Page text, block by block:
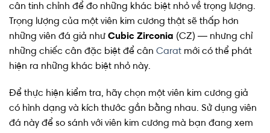
cân tinh chỉnh để đo những khác biệt nhỏ về trọng lượng.
Trọng lượng của một viên kim cương thật sẽ thấp hơn
những viên đá giả như Cubic Zirconia (CZ) — nhưng chỉ
những chiếc cân đặc biệt để cân Carat mới có thể phát
hiện ra những khác biệt nhỏ này.
Để thực hiện kiểm tra, hãy chọn một viên kim cương giả
có hình dạng và kích thước gần bằng nhau. Sử dụng viên
đá này để so sánh với viên kim cương mà bạn đang xem